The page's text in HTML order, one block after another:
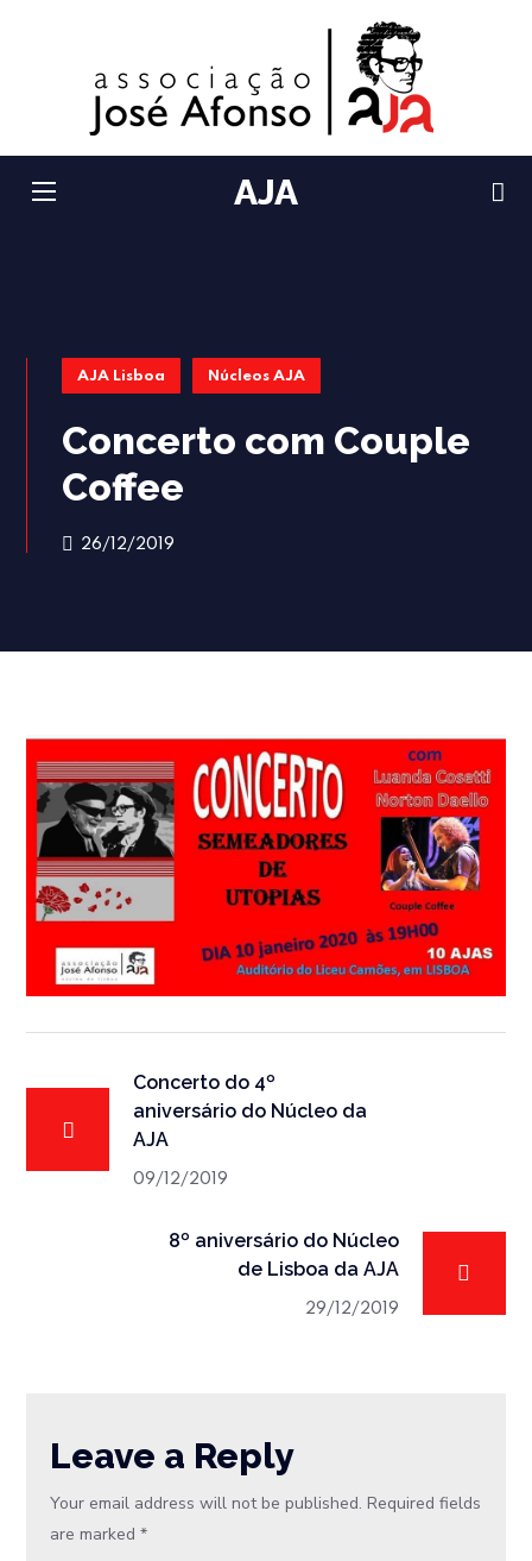
AJA
AJA Lisboa Núcleos AJA
Concerto com Couple
Coffee
26/12/2019
Concerto do 4º
aniversário do Núcleo da
AJA
09/12/2019
8º aniversário do Núcleo
de Lisboa da AJA
29/12/2019
Leave a Reply
Your email address will not be published. Required fields
are marked*